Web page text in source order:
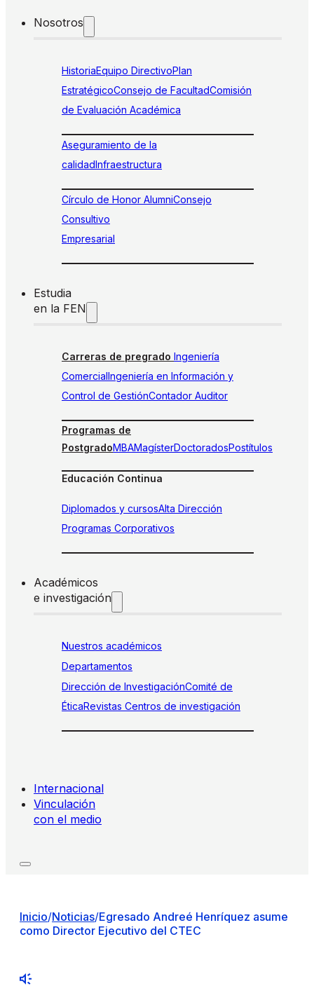
Nosotros
HistoriaEquipo DirectivoPlan
EstratégicoConsejo de FacultadComisión
de Evaluación Académica
Aseguramiento de la
calidadInfraestructura
Círculo de Honor AlumniConsejo
Consultivo
Empresarial
Estudia
en la FEN
Carreras de pregrado Ingeniería
ComercialIngeniería en Información y
Control de GestiónContador Auditor
Programas de
PostgradoMBAMagísterDoctoradosPostítulos
Educación Continua
Diplomados y cursosAlta Dirección
Programas Corporativos
Académicos
e investigación
Nuestros académicos
Departamentos
Dirección de InvestigaciónComité de
ÉticaRevistas Centros de investigación
Internacional
Vinculación
con el medio
Inicio/Noticias/Egresado Andreé Henríquez asume
como Director Ejecutivo del CTEC